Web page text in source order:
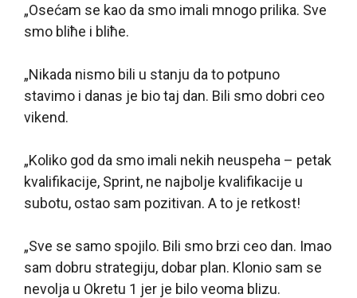
„Osećam se kao da smo imali mnogo prilika. Sve
smo bliћe i bliћe.
„Nikada nismo bili u stanju da to potpuno
stavimo i danas je bio taj dan. Bili smo dobri ceo
vikend.
„Koliko god da smo imali nekih neuspeha – petak
kvalifikacije, Sprint, ne najbolje kvalifikacije u
subotu, ostao sam pozitivan. A to je retkost!
„Sve se samo spojilo. Bili smo brzi ceo dan. Imao
sam dobru strategiju, dobar plan. Klonio sam se
nevolja u Okretu 1 jer je bilo veoma blizu.